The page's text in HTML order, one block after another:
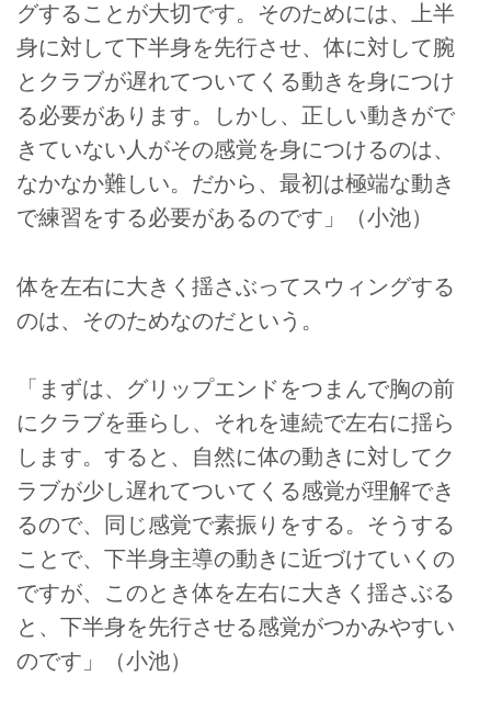
グすることが大切です。そのためには、上半
身に対して下半身を先行させ、体に対して腕
とクラブが遅れてついてくる動きを身につけ
る必要があります。しかし、正しい動きがで
きていない人がその感覚を身につけるのは、
なかなか難しい。だから、最初は極端な動き
で練習をする必要があるのです」（小池）
体を左右に大きく揺さぶってスウィングする
のは、そのためなのだという。
「まずは、グリップエンドをつまんで胸の前
にクラブを垂らし、それを連続で左右に揺ら
します。すると、自然に体の動きに対してク
ラブが少し遅れてついてくる感覚が理解でき
るので、同じ感覚で素振りをする。そうする
ことで、下半身主導の動きに近づけていくの
ですが、このとき体を左右に大きく揺さぶる
と、下半身を先行させる感覚がつかみやすい
のです」（小池）